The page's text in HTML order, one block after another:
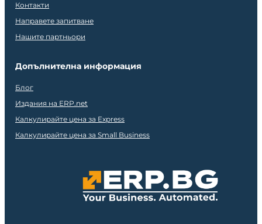
Контакти
Направете запитване
Нашите партньори
Допълнителна информация
Блог
Издания на ERP.net
Калкулирайте цена за Express
Калкулирайте цена за Small Business